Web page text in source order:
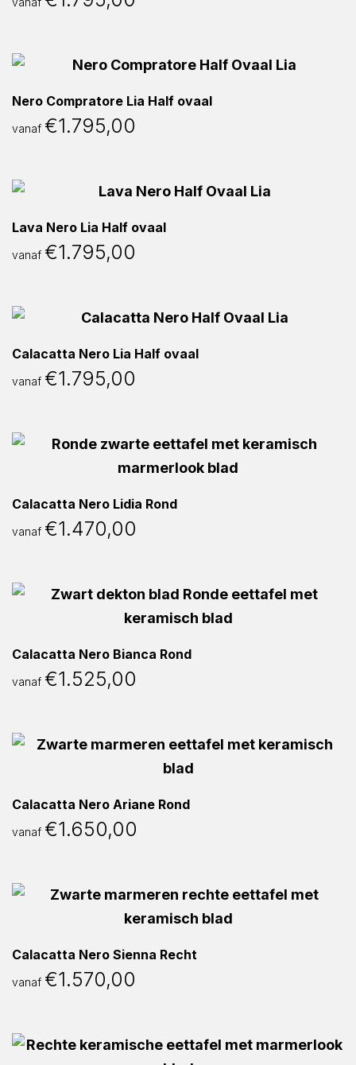
Nero Compratore Lia Half ovaal
vanaf €1.795,00
Lava Nero Lia Half ovaal
vanaf €1.795,00
Calacatta Nero Lia Half ovaal
vanaf €1.795,00
Calacatta Nero Lidia Rond
vanaf €1.470,00
Calacatta Nero Bianca Rond
vanaf €1.525,00
Calacatta Nero Ariane Rond
vanaf €1.650,00
Calacatta Nero Sienna Recht
vanaf €1.570,00